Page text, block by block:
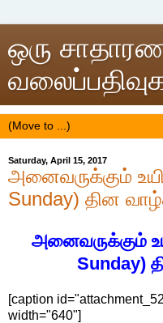
ஒரு
Saturday, April 15, 2017
அனைவருக்கும்
Sunday) தின
அனைவருக்கும்
Sunday)
[caption
width="640"]